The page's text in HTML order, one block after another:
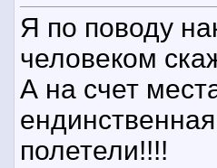
Я по поводу
человеком
А на счет
полетели!!!!